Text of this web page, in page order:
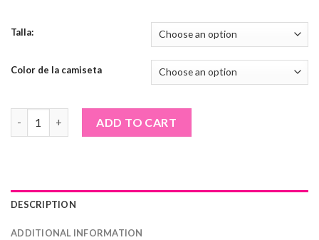
Talla:
Color de la camiseta
ADD TO CART
DESCRIPTION
ADDITIONAL INFORMATION